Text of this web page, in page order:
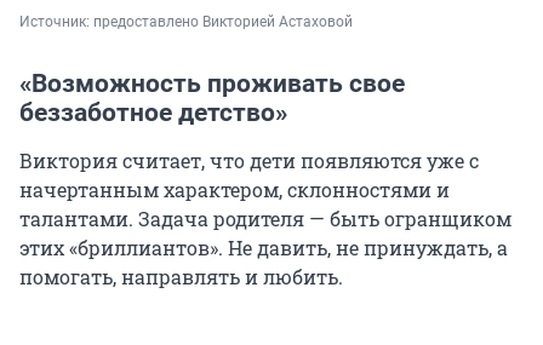
Источник: предоставлено Викторией Астаховой
«Возможность проживать свое
беззаботное детство»
Виктория считает, что дети появляются уже с
начертанным характером, склонностями и
талантами. Задача родителя — быть огранщиком
этих «бриллиантов». Не давить, не принуждать, а
помогать, направлять и любить.